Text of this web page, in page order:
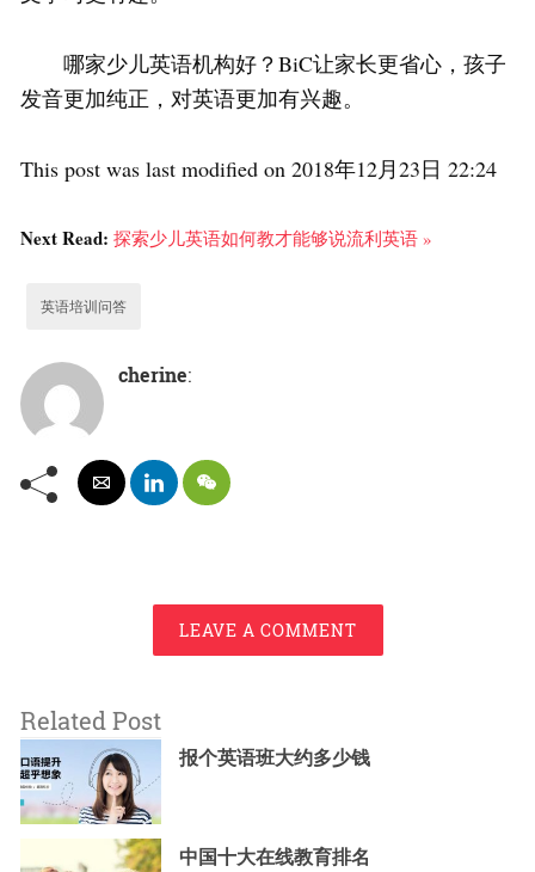
哪家少儿英语机构好？BiC让家长更省心，孩子
发音更加纯正，对英语更加有兴趣。
This post was last modified on 2018年12月23日 22:24
Next Read: 探索少儿英语如何教才能够说流利英语 »
英语培训问答
cherine:
LEAVE A COMMENT
Related Post
报个英语班大约多少钱
中国十大在线教育排名